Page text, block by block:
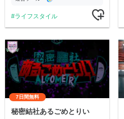
ライフスタイル
7日間無料
秘密結社あるごめとりい